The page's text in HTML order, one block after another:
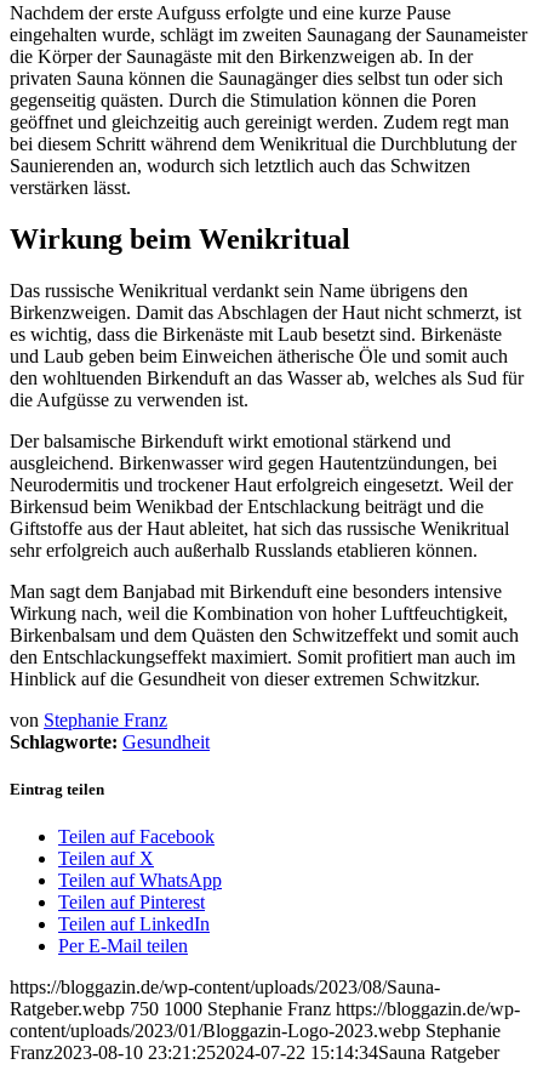
Nachdem der erste Aufguss erfolgte und eine kurze Pause
eingehalten wurde, schlägt im zweiten Saunagang der Saunameister
die Körper der Saunagäste mit den Birkenzweigen ab. In der
privaten Sauna können die Saunagänger dies selbst tun oder sich
gegenseitig quästen. Durch die Stimulation können die Poren
geöffnet und gleichzeitig auch gereinigt werden. Zudem regt man
bei diesem Schritt während dem Wenikritual die Durchblutung der
Saunierenden an, wodurch sich letztlich auch das Schwitzen
verstärken lässt.
Wirkung beim Wenikritual
Das russische Wenikritual verdankt sein Name übrigens den
Birkenzweigen. Damit das Abschlagen der Haut nicht schmerzt, ist
es wichtig, dass die Birkenäste mit Laub besetzt sind. Birkenäste
und Laub geben beim Einweichen ätherische Öle und somit auch
den wohltuenden Birkenduft an das Wasser ab, welches als Sud für
die Aufgüsse zu verwenden ist.
Der balsamische Birkenduft wirkt emotional stärkend und
ausgleichend. Birkenwasser wird gegen Hautentzündungen, bei
Neurodermitis und trockener Haut erfolgreich eingesetzt. Weil der
Birkensud beim Wenikbad der Entschlackung beiträgt und die
Giftstoffe aus der Haut ableitet, hat sich das russische Wenikritual
sehr erfolgreich auch außerhalb Russlands etablieren können.
Man sagt dem Banjabad mit Birkenduft eine besonders intensive
Wirkung nach, weil die Kombination von hoher Luftfeuchtigkeit,
Birkenbalsam und dem Quästen den Schwitzeffekt und somit auch
den Entschlackungseffekt maximiert. Somit profitiert man auch im
Hinblick auf die Gesundheit von dieser extremen Schwitzkur.
von Stephanie Franz
Schlagworte: Gesundheit
Eintrag teilen
Teilen auf Facebook
Teilen auf X
Teilen auf WhatsApp
Teilen auf Pinterest
Teilen auf LinkedIn
Per E-Mail teilen
https://bloggazin.de/wp-content/uploads/2023/08/Sauna-
Ratgeber.webp 750 1000 Stephanie Franz https://bloggazin.de/wp-
content/uploads/2023/01/Bloggazin-Logo-2023.webp Stephanie
Franz2023-08-10 23:21:252024-07-22 15:14:34Sauna Ratgeber